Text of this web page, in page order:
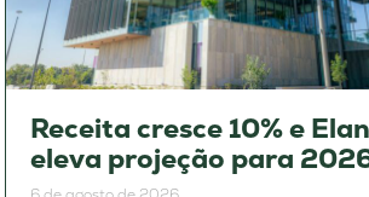
Receita cresce 10% e
eleva projeção para